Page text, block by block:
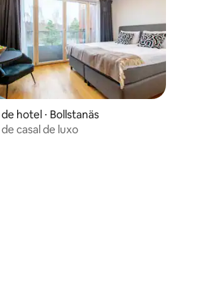
média de 5, 56 avaliações
hotel ⋅ Bollstanäs
casal de luxo